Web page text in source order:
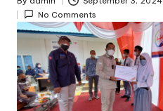
P
o
s
e
d
b
y
No Comments